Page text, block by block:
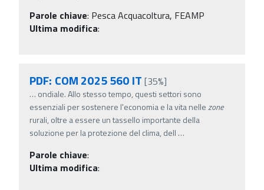
Parole chiave: Pesca Acquacoltura, FEAMP
Ultima modifica:
PDF: COM 2025 560 IT [35%]
… ondiale. Allo stesso tempo, questi settori sono
essenziali per sostenere l'economia e la vita nellezone
rurali, oltre a essere un tassello importante della
soluzione per la protezione del clima, dell …
Parole chiave:
Ultima modifica: